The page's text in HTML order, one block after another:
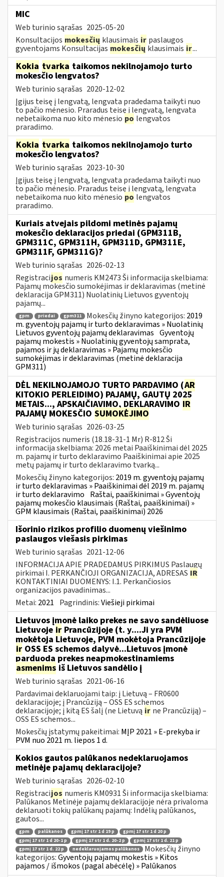
MIC
Web turinio sąrašas 2025-05-20
Konsultacijos mokesčių klausimais ir paslaugos
gyventojams Konsultacijas mokesčiųklausimais ir...
Kokia tvarka taikomos nekilnojamojo turto
mokesčio lengvatos?
Web turinio sąrašas 2020-12-02
Įgijus teisę į lengvatą, lengvata pradedama taikyti nuo
to pačio mėnesio. Praradus teisę į lengvatą, lengvata
nebetaikoma nuo kito mėnesio po lengvatos
praradimo.
Kokia tvarka taikomos nekilnojamojo turto
mokesčio lengvatos?
Web turinio sąrašas 2023-10-30
Įgijus teisę į lengvatą, lengvata pradedama taikyti nuo
to pačio mėnesio. Praradus teisę į lengvatą, lengvata
nebetaikoma nuo kito mėnesio po lengvatos
praradimo.
Kuriais atvejais pildomi metinės pajamų
mokesčio deklaracijos priedai (GPM311B,
GPM311C, GPM311H, GPM311D, GPM311E,
GPM311F, GPM311G)?
Web turinio sąrašas 2026-02-13
Registracijos numeris KM2473 Ši informacija skelbiama:
Pajamų mokesčio sumokėjimas ir deklaravimas (metinė
deklaracija GPM311) Nuolatinių Lietuvos gyventojų
pajamų...
gpm priedai gpm311 Mokesčių žinyno kategorijos: 2019
m. gyventojų pajamų ir turto deklaravimas » Nuolatinių
Lietuvos gyventojų pajamų deklaravimas Gyventojų
pajamų mokestis » Nuolatinių gyventojų samprata,
pajamos ir jų deklaravimas » Pajamų mokesčio
sumokėjimas ir deklaravimas (metinė deklaracija
GPM311)
DĖL NEKILNOJAMOJO TURTO PARDAVIMO (AR
KITOKIO PERLEIDIMO) PAJAMŲ, GAUTŲ 2025
METAIS..., APSKAIČIAVIMO, DEKLARAVIMO IR
PAJAMŲ MOKESČIO SUMOKĖJIMO
Web turinio sąrašas 2026-03-25
Registracijos numeris (18.18-31-1 Mr) R-812 Ši
informacija skelbiama: 2026 metai Paaiškinimai dėl 2025
m. pajamų ir turto deklaravimo Paaiškinimai apie 2025
metų pajamų ir turto deklaravimo tvarką...
Mokesčių žinyno kategorijos: 2019 m. gyventojų pajamų
ir turto deklaravimas » Paaiškinimai dėl 2019 m. pajamų
ir turto deklaravimo Raštai, paaiškinimai » Gyventojų
pajamų mokesčio klausimais (Raštai, paaiškinimai) »
GPM klausimais (Raštai, paaiškinimai) 2026
Išorinio rizikos profilio duomenų viešinimo
paslaugos viešasis pirkimas
Web turinio sąrašas 2021-12-06
INFORMACIJA APIE PRADEDAMUS PIRKIMUS Paslaugų
pirkimai I. PERKANČIOJI ORGANIZACIJA, ADRESAS IR
KONTAKTINIAI DUOMENYS: I.1. Perkančiosios
organizacijos pavadinimas...
Metai: 2021 Pagrindinis:Viešieji pirkimai
Lietuvos įmonė laiko prekes ne savo sandėliuose
Lietuvoje ir Prancūzijoje (t. y....Ji yra PVM
mokėtoja Lietuvoje, PVM mokėtoja Prancūzijoje
ir OSS ES schemos dalyvė...Lietuvos įmonė
parduoda prekes neapmokestinamiems
asmenims iš Lietuvos sandėlio į
Web turinio sąrašas 2021-06-16
Pardavimai deklaruojami taip: į Lietuvą – FR0600
deklaracijoje; į Prancūziją – OSS ES schemos
deklaracijoje; į kitą ES šalį (ne Lietuvą ir ne Prancūziją) –
OSS ES schemos...
Mokesčių įstatymų pakeitimai: MĮP 2021 » E-prekyba ir
PVM nuo 2021 m. liepos 1 d.
Kokios gautos palūkanos nedeklaruojamos
metinėje pajamų deklaracijoje?
Web turinio sąrašas 2026-02-10
Registracijos numeris KM0931 Ši informacija skelbiama:
Palūkanos Metinėje pajamų deklaracijoje nėra privaloma
deklaruoti tokių palūkanų pajamų: Indėlių palūkanos,
gautos...
gpm palūkanos gpmį 17 str 1 d 19 p
gpmį 17 str 1 d 20 p
gpmį 17 str 1 d 20-1 p
gpmį 17 str 1 d. 20-2 p
gpmį 17 str 1 d. 21 p
gpmį 17 str 1 d. 22 p
nedeklaruojamos palūkanos
Mokesčių žinyno
kategorijos:Gyventojų pajamų mokestis » Kitos
pajamos / išmokos (pagal abėcėlę) » Palūkanos